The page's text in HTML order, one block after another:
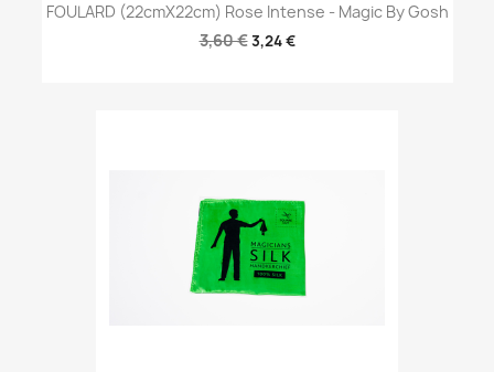
FOULARD (22cmX22cm) Rose Intense - Magic By Gosh
3,60 €3,24 €